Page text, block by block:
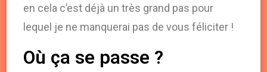
en cela c’est déjà un très grand pas pour
lequel je ne manquerai pas de vous féliciter !
Où ça se passe ?